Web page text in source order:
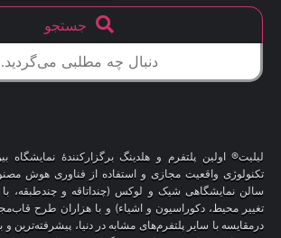
جستجو
لیلیت® اولین پلتفرم و هلدینگ برگزارکنندهٔ نمایشگاه
تکنولوژی واقعیت مجازی و استفاده از فناوری هوش
سالن نمایشگاهی شیک و لوکس (چنداتاقه و چندطبقه،
تغییر محیط، دکوراسیون و اشیاء) و با هزاران طرح
درمقایسه با سایر پلتفرم‌های مشابه در دنیا، پیشرفته‌ترین و